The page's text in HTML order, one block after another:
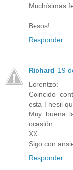
Muchísimas
Besos!
Responder
Richard 19
Lorentzo:
Coincido
esta Thesil
Muy buena
ocasión.
XX
Sigo con
Responder